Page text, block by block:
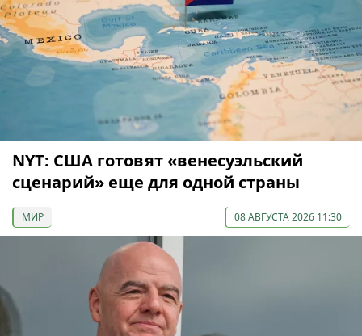
NYT: США готовят «венесуэльский
сценарий» еще для одной страны
МИР 08 АВГУСТА 2026 11:30